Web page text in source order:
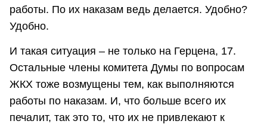
работы. По их наказам ведь делается. Удобно?
Удобно.
И такая ситуация – не только на Герцена, 17.
Остальные члены комитета Думы по вопросам
ЖКХ тоже возмущены тем, как выполняются
работы по наказам. И, что больше всего их
печалит, так это то, что их не привлекают к